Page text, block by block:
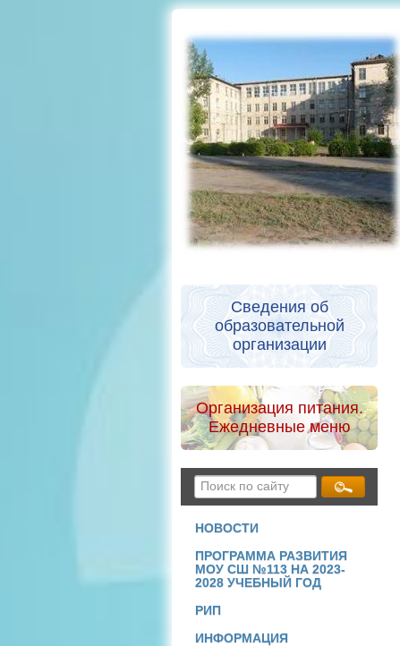
Сведения об
образовательной
организации
Организация питания.
Ежедневные меню
НОВОСТИ
ПРОГРАММА РАЗВИТИЯ
МОУ СШ №113 НА 2023-
2028 УЧЕБНЫЙ ГОД
РИП
ИНФОРМАЦИЯ